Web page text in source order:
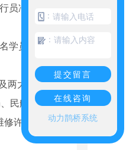
员冷静处
学员和一名
两大自建基
民航四川监
修许可证、
：
：
提交留言
在线咨询
动力鹊桥系统